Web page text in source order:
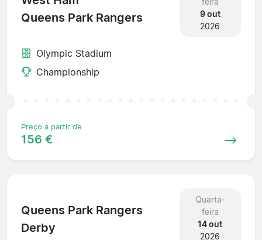
Queens Park Rangers
9 out
2026
Olympic Stadium
Championship
Preço a partir de
156 €
Queens Park Rangers
Derby
Quarta-
feira
14 out
2026